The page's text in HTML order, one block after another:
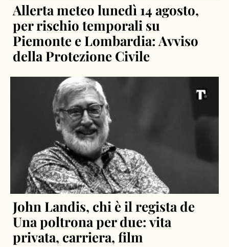
Allerta meteo lunedì 14 agosto,
per rischio temporali su
Piemonte e Lombardia: Avviso
della Protezione Civile
John Landis, chi è il regista de
Una poltrona per due: vita
privata, carriera, film